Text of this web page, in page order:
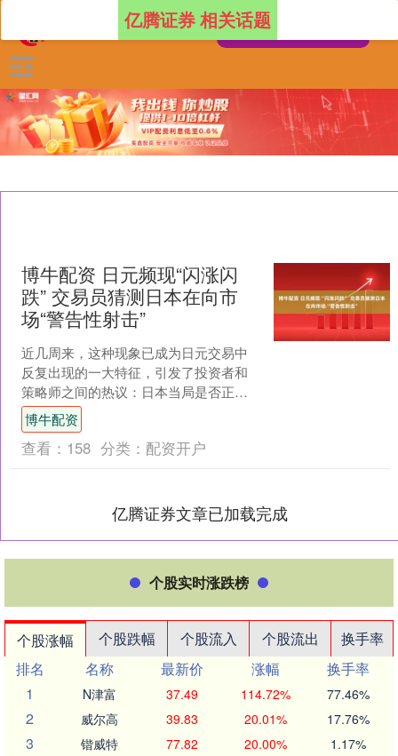
亿腾证券 相关话题
博牛配资 日元频现“闪涨闪
跌” 交易员猜测日本在向市
场“警告性射击”
近几周来，这种现象已成为日元交易中
反复出现的一大特征，引发了投资者和
策略师之间的热议：日本当局是否正试
图通过小规模的操作，来遏制日元进一
步走软的势头？ 周四，在....
博牛配资
查看： 158 分类： 配资开户
亿腾证券文章已加载完成
个股实时涨跌榜
个股涨幅 个股跌幅 个股流入 个股流出
换手率
排名
名称 最新价 涨幅
换手率
1
N津富 37.49 114.72% 77.46%
2 威尔高 39.83 20.01% 17.76%
3 锴威特 77.82 20.00% 1.17%